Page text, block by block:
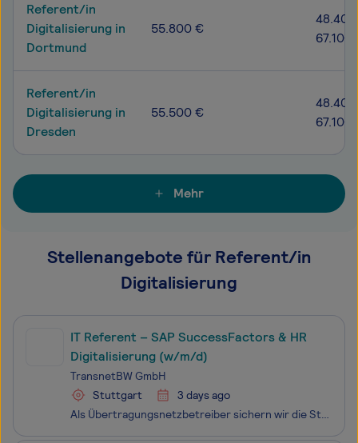
Referent/in
Digitalisierung in
Dortmund
55.800 €
67.100
Referent/in
Digitalisierung in
Dresden
55.500 €
67.100
Mehr
Stellenangebote für Referent/in
Digitalisierung
IT Referent – SAP SuccessFactors & HR
Digitalisierung (w/m/d)
TransnetBW GmbH
Stuttgart
3 days ago
Als Übertragungsnetzbetreiber sichern wir die Stromversorgung für rund elf Millionen Menschen in Baden-Württemberg. Wir schaffen die Infrastruktur für die Energiewende, indem wir das Höchstspannungsnetz instand halten, optimieren und bedarfsgerecht ausbauen. Mit unserem Netz machen wir das Land nich